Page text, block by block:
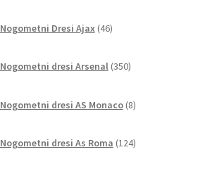
Nogometni Dresi Ajax 46izdelkov
Nogometni dresi Arsenal 350izdelkov
Nogometni dresi AS Monaco 8izdelkov
Nogometni dresi As Roma 124izdelkov